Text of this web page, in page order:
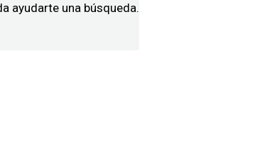
ayudarte una búsqueda.